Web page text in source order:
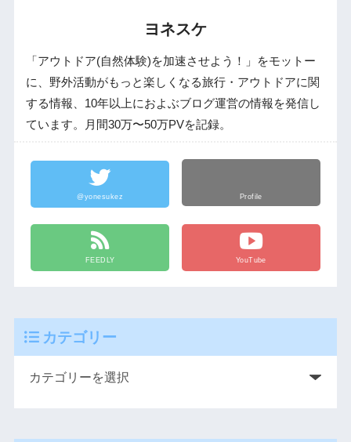
ヨネスケ
「アウトドア(自然体験)を加速させよう！」をモットー
に、野外活動がもっと楽しくなる旅行・アウトドアに関
する情報、10年以上におよぶブログ運営の情報を発信し
ています。月間30万〜50万PVを記録。
@yonesukez Profile
FEEDLY YouTube
カテゴリー